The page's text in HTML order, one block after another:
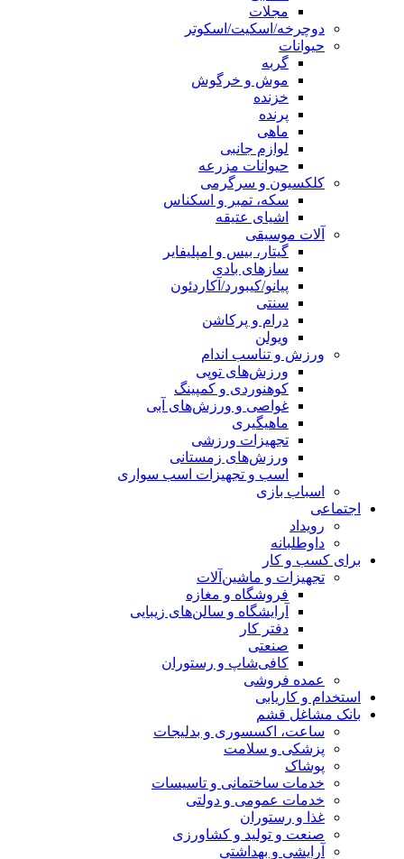
مجلات
دوچرخه/اسکیت/اسکوتر
حیوانات
گربه
موش و خرگوش
خزنده
پرنده
ماهی
لوازم جانبی
حیوانات مزرعه
کلکسیون و سرگرمی
سکه، تمبر و اسکناس
اشیای عتیقه
آلات موسیقی
گیتار، بیس و امپلیفایر
سازهای بادی
پیانو/کیبورد/آکاردئون
سنتی
درام و پرکاشن
ویولن
ورزش و تناسب اندام
ورزش‌های توپی
کوهنوردی و کمپینگ
غواصی و ورزش‌های آبی
ماهیگیری
تجهیزات ورزشی
ورزش‌های زمستانی
اسب و تجهیزات اسب سواری
اسباب‌ بازی
اجتماعی
رویداد
داوطلبانه
برای کسب و کار
تجهیزات و ماشین‌آلات
فروشگاه و مغازه
آرایشگاه و سالن‌های زیبایی
دفتر کار
صنعتی
کافی‌شاپ و رستوران
عمده فروشی
استخدام و کاریابی
بانک مشاغل قشم
ساعت، اکسسوری و بدلیجات
پزشکی و سلامت
پوشاک
خدمات ساختمانی و تاسیسات
خدمات عمومی و دولتی
غذا و رستوران
صنعت و تولید و کشاورزی
آرایشی و بهداشتی